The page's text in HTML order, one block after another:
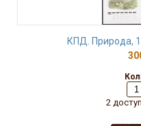
КПД. Природа,
2